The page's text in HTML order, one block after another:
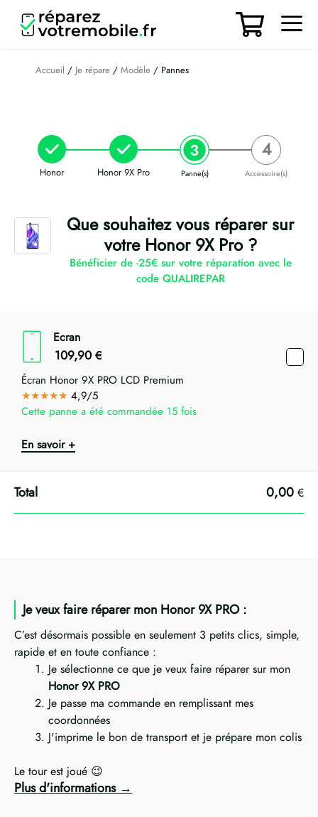
contenu
Accueil / Je répare / Modèle / Pannes
Honor Honor 9X Pro Panne(s) Accessoire(s)
Que souhaitez vous réparer sur
votre Honor 9X Pro ?
Bénéficier de -25€ sur votre réparation avec le
code QUALIREPAR
Ecran
109,90 €
Écran Honor 9X PRO LCD Premium
★★★★★ 4,9/5
Cette panne a été commandée 15 fois
En savoir +
0,00 €
Je veux faire réparer mon Honor 9X PRO :
C’est désormais possible en seulement 3 petits clics, simple,
rapide et en toute confiance :
Je sélectionne ce que je veux faire réparer sur mon
Honor 9X PRO
Je passe ma commande en remplissant mes
coordonnées
J'imprime le bon de transport et je prépare mon colis
Le tour est joué 😉
Plus d'informations